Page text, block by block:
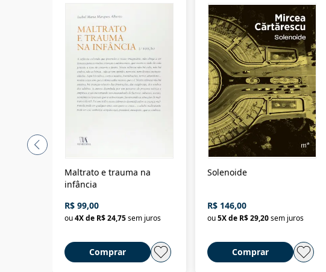
Maltrato e trauma na
infância
R$ 99,00
ou4X de R$ 24,75sem juros
Comprar
Solenoide
R$ 146,00
ou5X de R$ 29,20sem juros
Comprar